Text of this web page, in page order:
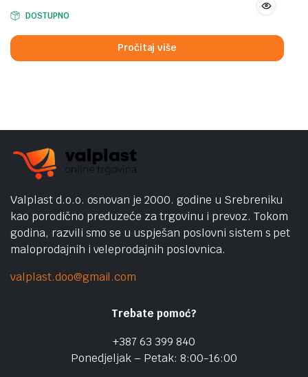
DOSTUPNO
Pročitaj više
Valplast d.o.o. osnovan je 2000. godine u Srebreniku
kao porodično preduzeće za trgovinu i prevoz. Tokom
godina, razvili smo se u uspješan poslovni sistem s pet
maloprodajnih i veleprodajnih poslovnica.
valplast.doo@gmail.com
Trebate pomoć?
+387 63 399 840
Ponedjeljak – Petak: 8:00-16:00